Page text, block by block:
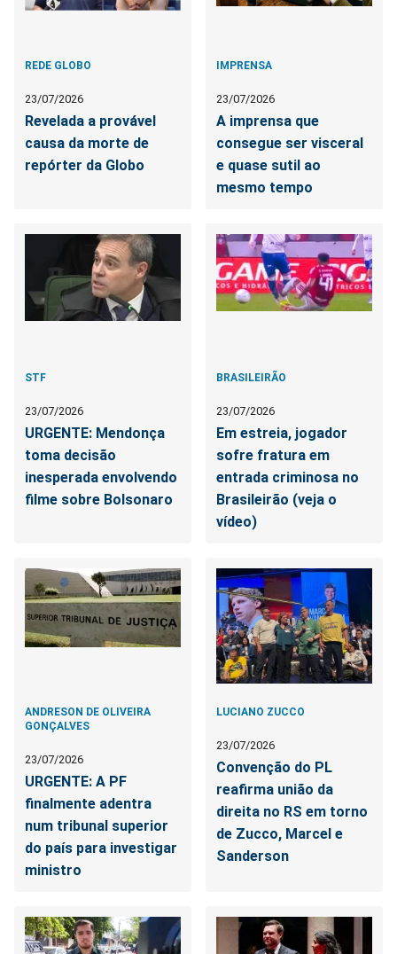
REDE GLOBO
23/07/2026
Revelada a provável
causa da morte de
repórter da Globo
IMPRENSA
23/07/2026
A imprensa que
consegue ser visceral
e quase sutil ao
mesmo tempo
STF
23/07/2026
URGENTE: Mendonça
toma decisão
inesperada envolvendo
filme sobre Bolsonaro
BRASILEIRÃO
23/07/2026
Em estreia, jogador
sofre fratura em
entrada criminosa no
Brasileirão (veja o
vídeo)
ANDRESON DE OLIVEIRA
GONÇALVES
23/07/2026
URGENTE: A PF
finalmente adentra
num tribunal superior
do país para investigar
ministro
LUCIANO ZUCCO
23/07/2026
Convenção do PL
reafirma união da
direita no RS em torno
de Zucco, Marcel e
Sanderson